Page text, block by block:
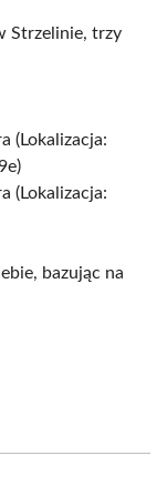
Strzelinie, trzy
(Lokalizacja:
(Lokalizacja:
bazując na